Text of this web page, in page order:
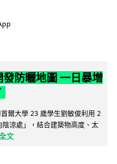
防曬地圖 一日暴增
爾大學 23 歲學生劉敏俊利用 2
涼處」，結合建築物高度、太
文